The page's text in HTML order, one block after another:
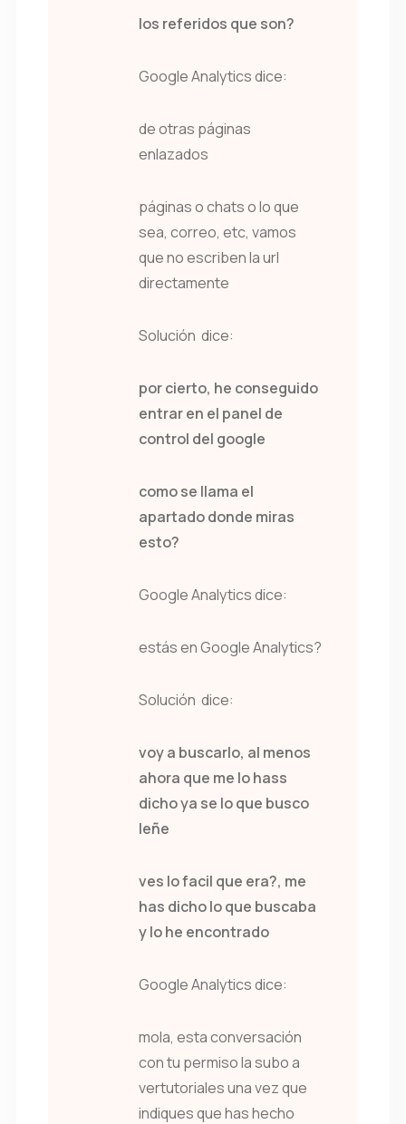
los referidos que son?
Google Analytics dice:
de otras páginas
enlazados
páginas o chats o lo que
sea, correo, etc, vamos
que no escriben la url
directamente
Solución dice:
por cierto, he conseguido
entrar en el panel de
control del google
como se llama el
apartado donde miras
esto?
Google Analytics dice:
estás en Google Analytics?
Solución dice:
voy a buscarlo, al menos
ahora que me lo hass
dicho ya se lo que busco
leñe
ves lo facil que era?, me
has dicho lo que buscaba
y lo he encontrado
Google Analytics dice:
mola, esta conversación
con tu permiso la subo a
vertutoriales una vez que
indiques que has hecho